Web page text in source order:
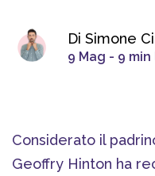
Di Simone
9 Mag - 9
Considerato il
Geoffry Hinton ha